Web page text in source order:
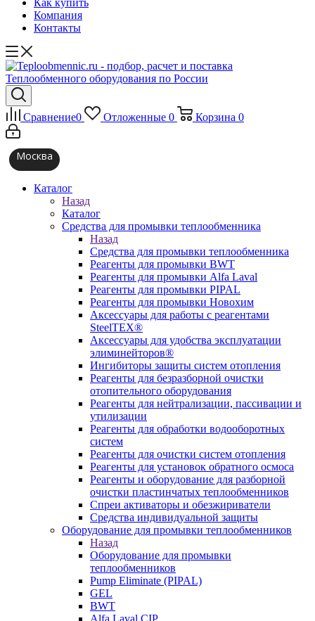
Как купить
Компания
Контакты
Сравнение0 Отложенные 0 Корзина 0
Москва
Каталог
Назад
Каталог
Средства для промывки теплообменника
Назад
Средства для промывки теплообменника
Реагенты для промывки BWT
Реагенты для промывки Alfa Laval
Реагенты для промывки PIPAL
Реагенты для промывки Новохим
Аксессуары для работы с реагентами
SteelTEX®
Аксессуары для удобства эксплуатации
элиминейторов®
Ингибиторы защиты систем отопления
Реагенты для безразборной очистки
отопительного оборудования
Реагенты для нейтрализации, пассивации и
утилизации
Реагенты для обработки водооборотных
систем
Реагенты для очистки систем отопления
Реагенты для установок обратного осмоса
Реагенты и оборудование для разборной
очистки пластинчатых теплообменников
Спреи активаторы и обезжириватели
Средства индивидуальной защиты
Оборудование для промывки теплообменников
Назад
Оборудование для промывки
теплообменников
Pump Eliminate (PIPAL)
GEL
BWT
Alfa Laval CIP